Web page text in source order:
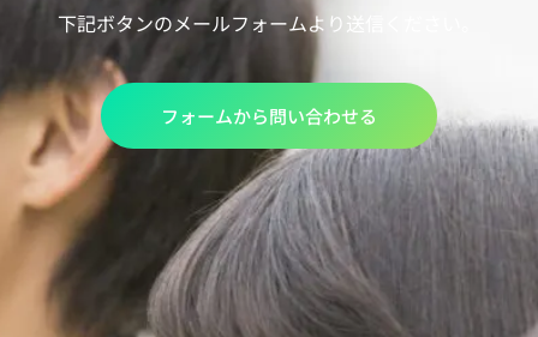
下記ボタンのメールフォームより送信ください。
フォームから問い合わせる